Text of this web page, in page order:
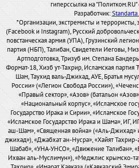
гиперссылка на "Политком.RU"
Разработчик:
*Организации, экстремисты и
(Facebook и Instagram), Русский
повстанческая армия (УПА), Грузинский
партия (НБП), Талибан, Свидетели Иеговы,
Артподготовка, Тризуб им. Степана
Формат-18, Хизб ут-Тахрир, Исламская партия
Шам, Таухид валь-Джихад, АУЕ, Братья
России» («Легион Свобода России»),
«Правый сектор», «Азов» (батальон
«Национальный корпус», «Исламское
Государство Ирака и Сирии», «Исламское
«Исламское Государство Ирака и Шама», ИГ,
аш-Шам», «Священная война» («Аль-Джихад»
джихад»), «Джабхат ан-Нусра», «Хайят
Шабаб», «УНА-УНСО», «Движение Талибан»,
Ихван аль-Муслимун»), «Меджлис крымско-